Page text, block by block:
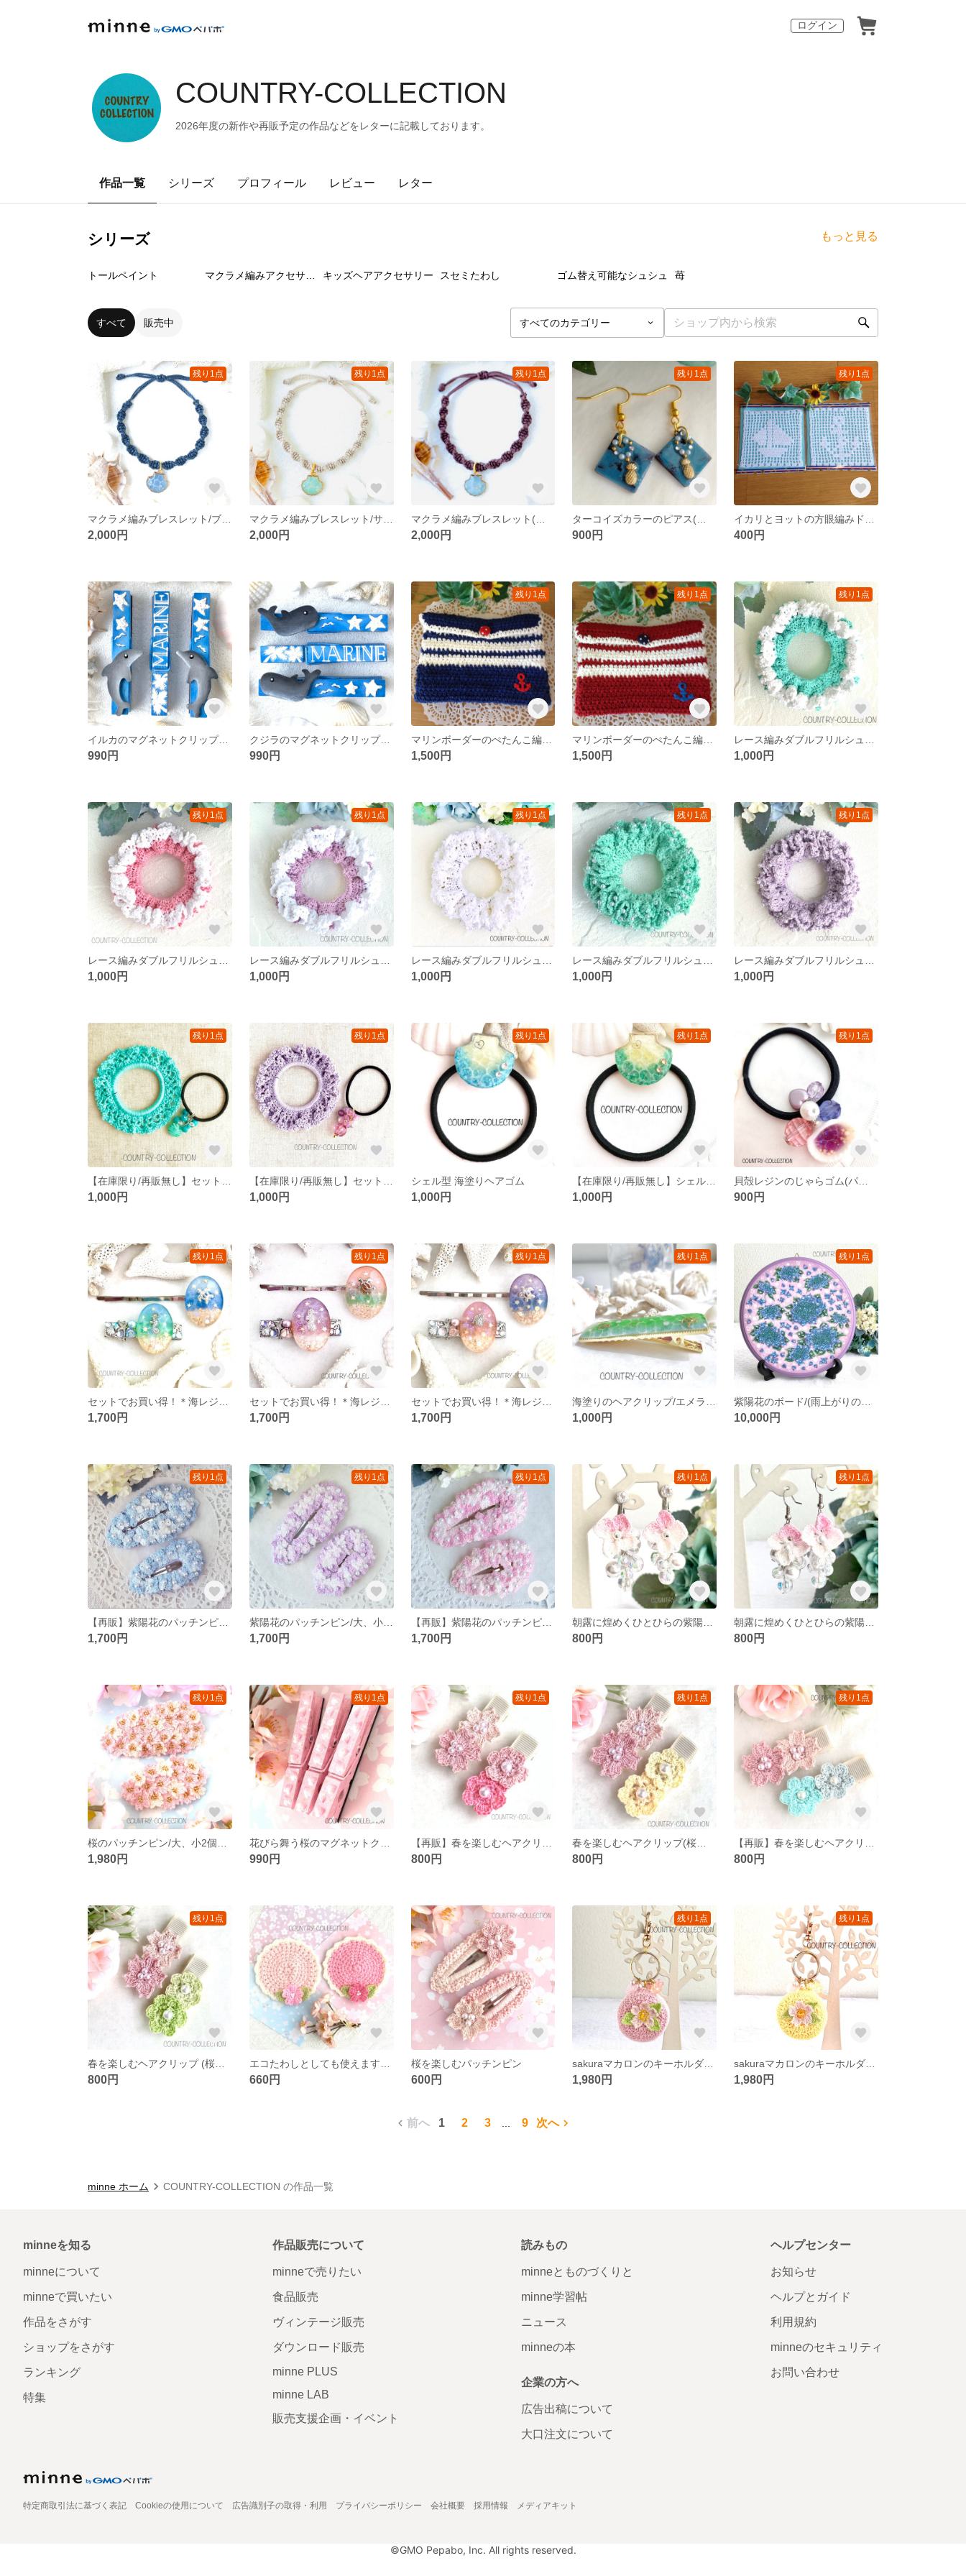
ログイン
COUNTRY-COLLECTION
2026年度の新作や再販予定の作品などをレターに記載しております。
作品一覧 シリーズ プロフィール レビュー レター
シリーズ もっと見る
トールペイント キッズヘアアクセサリー スセミたわし ゴム替え可能なシュシュ 苺
すべて 販売中
残り1点
2,000円
残り1点
マクラメ編みブレスレット/サンドベージュ
2,000円
残り1点
マクラメ編みブレスレット(セピアブラウン)
2,000円
残り1点
900円
残り1点
400円
イルカのマグネットクリップ(3本組)
990円
クジラのマグネットクリップ(3本組み)
990円
残り1点
マリンボーダーのぺたんこ編みポーチ(ネイビーブルー)
1,500円
残り1点
1,500円
残り1点
1,000円
残り1点
1,000円
残り1点
1,000円
残り1点
1,000円
残り1点
1,000円
残り1点
1,000円
残り1点
1,000円
残り1点
1,000円
残り1点
シェル型 海塗りヘアゴム
1,000円
残り1点
1,000円
残り1点
900円
残り1点
1,700円
残り1点
1,700円
残り1点
1,700円
残り1点
1,000円
残り1点
10,000円
残り1点
1,700円
残り1点
紫陽花のパッチンピン/大、小2個セット(パープル)
1,700円
残り1点
【再販】紫陽花のパッチンピン/大、小2個セット(ピンク)
1,700円
残り1点
800円
残り1点
800円
残り1点
1,980円
残り1点
990円
残り1点
800円
残り1点
800円
残り1点
800円
残り1点
800円 660円
桜を楽しむパッチンピン
600円
残り1点
1,980円
残り1点
1,980円
前へ 1 2 3 9 次へ
minne ホーム COUNTRY-COLLECTION の作品一覧
minneを知る
minneについて
minneで買いたい
作品をさがす
ショップをさがす
ランキング
特集
作品販売について
minneで売りたい
食品販売
ヴィンテージ販売
ダウンロード販売
minne PLUS
minne LAB
販売支援企画・イベント
読みもの
minneとものづくりと
minne学習帖
ニュース
minneの本
企業の方へ
広告出稿について
大口注文について
ヘルプセンター
お知らせ
ヘルプとガイド
利用規約
minneのセキュリティ
お問い合わせ
特定商取引法に基づく表記 Cookieの使用について 広告識別子の取得・利用 プライバシーポリシー 会社概要 採用情報 メディアキット
©GMO Pepabo, Inc. All rights reserved.